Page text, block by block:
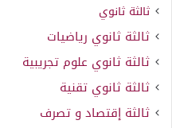
ثالثة ثانوي
ثالثة ثانوي رياضيات
ثالثة ثانوي علوم تجريبية
ثالثة ثانوي تقنية
ثالثة إقتصاد و تصرف